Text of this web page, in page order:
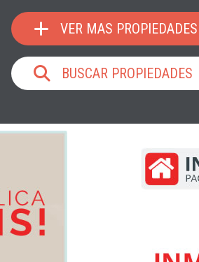
VER MAS PROPIEDADES
BUSCAR PROPIEDADES